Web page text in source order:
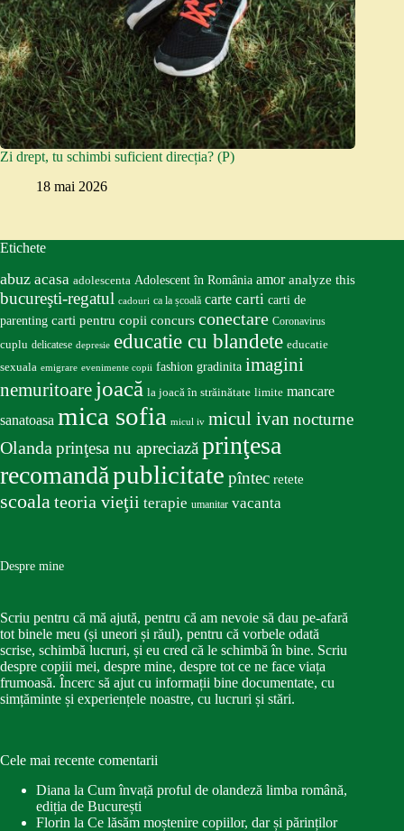
Zi drept, tu schimbi suficient direcția? (P)
18 mai 2026
Etichete
abuz acasa adolescenta Adolescent în România amor analyze this
bucureşti-regatul cadouri ca la școală carte carti carti de
parenting carti pentru copii concurs conectare Coronavirus
cuplu delicatese depresie educatie cu blandete educatie
sexuala emigrare evenimente copii fashion gradinita imagini
nemuritoare joacă la joacă în străinătate limite mancare
sanatoasa mica sofia micul iv micul ivan nocturne
Olandaprinţesa nu apreciazăprinţesa
recomandăpublicitate pîntec retete
scoalateoria vieţii terapie umanitar vacanta
Despre mine
Scriu pentru că mă ajută, pentru că am nevoie să dau pe-afară
tot binele meu (și uneori și răul), pentru că vorbele odată
scrise, schimbă lucruri, și eu cred că le schimbă în bine. Scriu
despre copiii mei, despre mine, despre tot ce ne face viața
frumoasă. Încerc să ajut cu informații bine documentate, cu
simțăminte și experiențele noastre, cu lucruri și stări.
Cele mai recente comentarii
Diana la Cum învață proful de olandeză limba română,
ediția de București
Florin la Ce lăsăm moștenire copiilor, dar și părinților